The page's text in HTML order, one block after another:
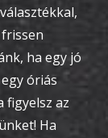
ha egy jó
óriás
figyelsz az
Ha